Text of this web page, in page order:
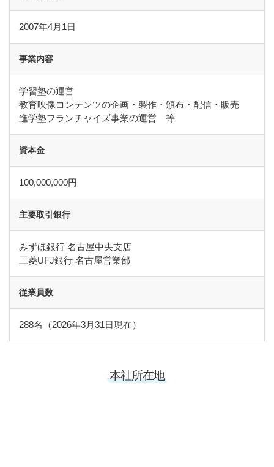
2007年4月1日
事業内容
学習塾の運営
教育映像コンテンツの企画・製作・頒布・配信・販売
進学塾フランチャイズ事業の運営 等
資本金
100,000,000円
主要取引銀行
みずほ銀行 名古屋中央支店
三菱UFJ銀行 名古屋営業部
従業員数
288名（2026年3月31日現在）
本社所在地